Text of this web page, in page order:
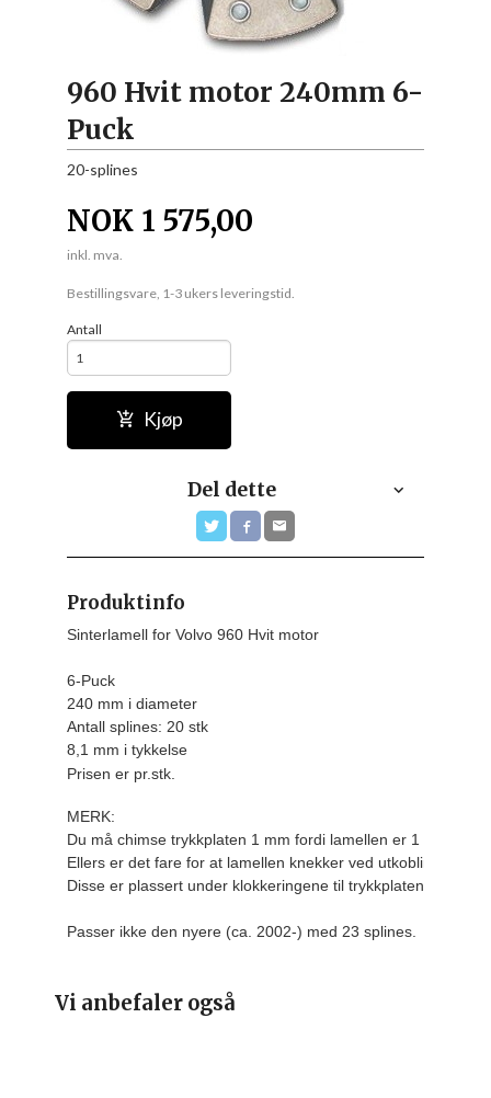
960 Hvit motor 240mm 6-
Puck
20-splines
NOK 1 575,00
inkl. mva.
Bestillingsvare, 1-3 ukers leveringstid.
Antall
Kjøp
Del dette
Produktinfo
Sinterlamell for Volvo 960 Hvit motor
6-Puck
240 mm i diameter
Antall splines: 20 stk
8,1 mm i tykkelse
Prisen er pr.stk.
MERK:
Du må chimse trykkplaten 1 mm fordi lamellen er 1 mm
Ellers er det fare for at lamellen knekker ved utkobling.
Disse er plassert under klokkeringene til trykkplaten.
Passer ikke den nyere (ca. 2002-) med 23 splines.
Vi anbefaler også